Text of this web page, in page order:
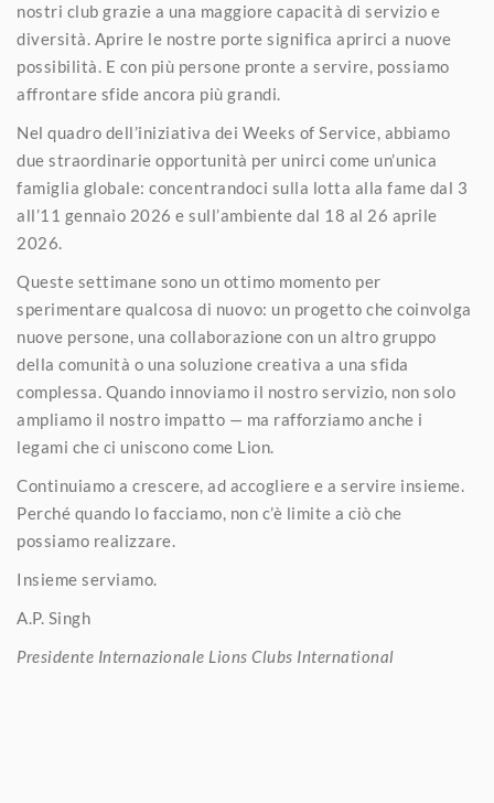
nostri club grazie a una maggiore capacità di servizio e
diversità. Aprire le nostre porte significa aprirci a nuove
possibilità. E con più persone pronte a servire, possiamo
affrontare sfide ancora più grandi.
Nel quadro dell’iniziativa dei Weeks of Service, abbiamo
due straordinarie opportunità per unirci come un’unica
famiglia globale: concentrandoci sulla lotta alla fame dal 3
all’11 gennaio 2026 e sull’ambiente dal 18 al 26 aprile
2026.
Queste settimane sono un ottimo momento per
sperimentare qualcosa di nuovo: un progetto che coinvolga
nuove persone, una collaborazione con un altro gruppo
della comunità o una soluzione creativa a una sfida
complessa. Quando innoviamo il nostro servizio, non solo
ampliamo il nostro impatto — ma rafforziamo anche i
legami che ci uniscono come Lion.
Continuiamo a crescere, ad accogliere e a servire insieme.
Perché quando lo facciamo, non c’è limite a ciò che
possiamo realizzare.
Insieme serviamo.
A.P. Singh
Presidente Internazionale Lions Clubs International